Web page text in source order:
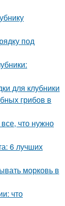
под
для клубники
грибов в
что нужно
6 лучших
морковь в
что